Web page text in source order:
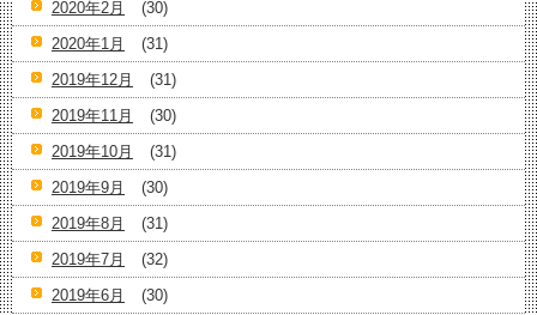
2020年2月
(30)
2020年1月
(31)
2019年12月
(31)
2019年11月
(30)
2019年10月
(31)
2019年9月
(30)
2019年8月
(31)
2019年7月
(32)
2019年6月
(30)